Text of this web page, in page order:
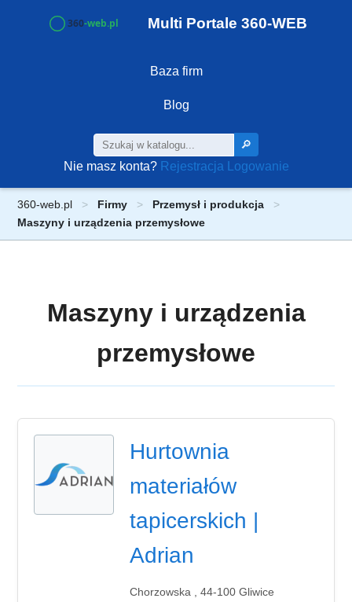
Multi Portale 360-WEB
Baza firm
Blog
🔎
Nie masz konta? Rejestracja Logowanie
360-web.pl Firmy
Przemysł i produkcja
Maszyny i urządzenia przemysłowe
Maszyny i urządzenia
przemysłowe
Hurtownia
materiałów
tapicerskich |
Adrian
Chorzowska , 44-100 Gliwice